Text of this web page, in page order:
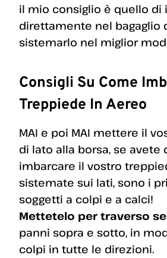
il mio consiglio è quello di
direttamente nel bagaglio
sistemarlo nel miglior
Consigli Su Come
Treppiede In Aereo
MAI e poi MAI mettere il
di lato alla borsa, se avete
imbarcare il vostro
sistemate sui lati, sono i
soggetti a colpi e a calci!
Mettetelo per traverso
panni sopra e sotto, in
colpi in tutte le direzioni.